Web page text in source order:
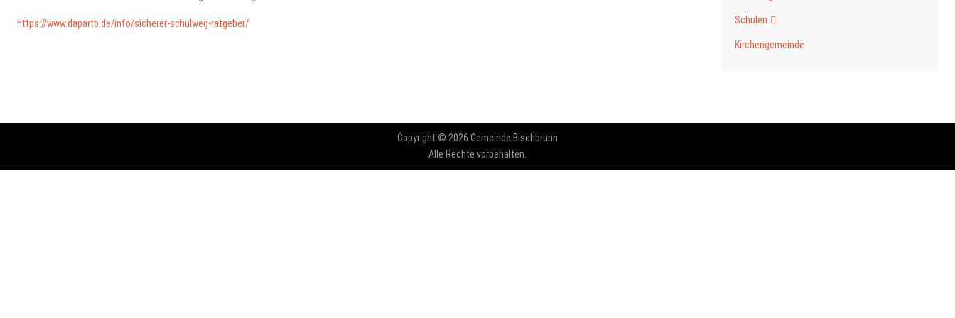
https://www.daparto.de/info/sicherer-schulweg-ratgeber/ Schulen
Kirchengemeinde
Copyright © 2026 Gemeinde Bischbrunn
Alle Rechte vorbehalten.